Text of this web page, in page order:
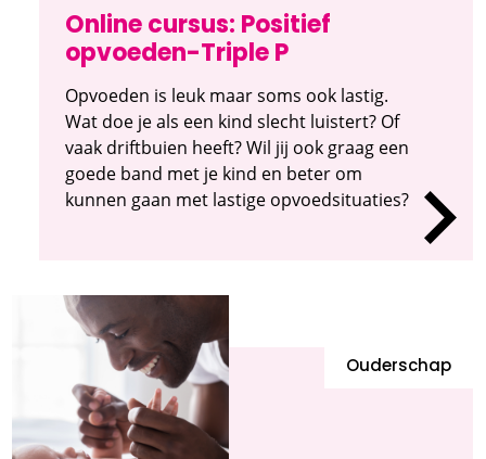
Online cursus: Positief
opvoeden-Triple P
Opvoeden is leuk maar soms ook lastig.
Wat doe je als een kind slecht luistert? Of
vaak driftbuien heeft? Wil jij ook graag een
goede band met je kind en beter om
kunnen gaan met lastige opvoedsituaties?
Ouderschap